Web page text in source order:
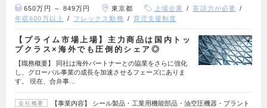
650万円 ～ 849万円 東京都 上場企業
英語力が必要
年収600万以上
フレックス勤務 育児支援制度
【プライム市場上場】主力商品は国内トッ
プクラス×海外でも圧倒的シェア◎
【職務概要】 同社は海外パートナーとの協業をさらに強化
し、グローバル事業の成長を加速させるフェーズにありま
す。 現在、合弁事…
会社概要
【事業内容】 シール製品・工業用機能部品・油空圧機器・プラント